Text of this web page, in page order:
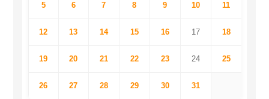
5 6 7 8 9 10 11
12 13 14 15 16 17 18
19 20 21 22 23 24 25
26 27 28 29 30 31